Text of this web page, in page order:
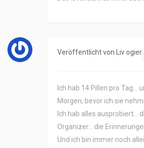
Veröffentlicht von Liv ogier
Ich hab 14 Pillen pro Tag…
Morgen, bevor ich sie
Ich hab alles ausprobiert…
Organizer… die
Und ich bin immer noch